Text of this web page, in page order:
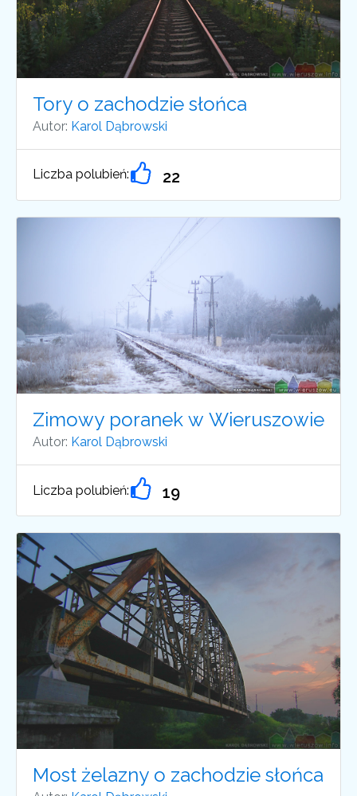
Tory o zachodzie słońca
Autor: Karol Dąbrowski
Liczba polubień: 22
Zimowy poranek w Wieruszowie
Autor: Karol Dąbrowski
Liczba polubień: 19
Most żelazny o zachodzie słońca